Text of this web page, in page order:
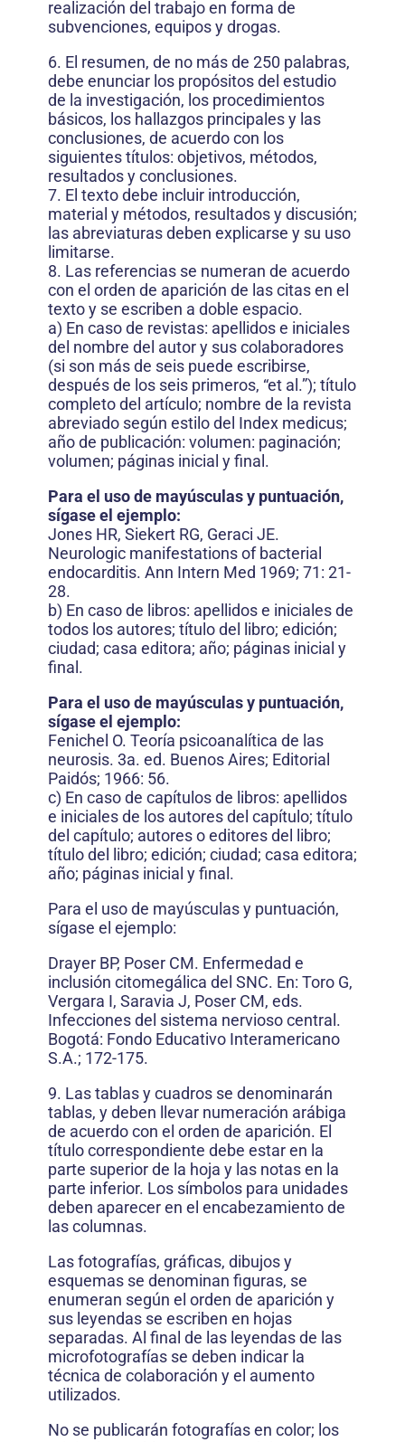
realización del trabajo en forma de
subvenciones, equipos y drogas.
6. El resumen, de no más de 250 palabras,
debe enunciar los propósitos del estudio
de la investigación, los procedimientos
básicos, los hallazgos principales y las
conclusiones, de acuerdo con los
siguientes títulos: objetivos, métodos,
resultados y conclusiones.
7. El texto debe incluir introducción,
material y métodos, resultados y discusión;
las abreviaturas deben explicarse y su uso
limitarse.
8. Las referencias se numeran de acuerdo
con el orden de aparición de las citas en el
texto y se escriben a doble espacio.
a) En caso de revistas: apellidos e iniciales
del nombre del autor y sus colaboradores
(si son más de seis puede escribirse,
después de los seis primeros, “et al.”); título
completo del artículo; nombre de la revista
abreviado según estilo del Index medicus;
año de publicación: volumen: paginación;
volumen; páginas inicial y final.
Para el uso de mayúsculas y puntuación,
sígase el ejemplo:
Jones HR, Siekert RG, Geraci JE.
Neurologic manifestations of bacterial
endocarditis. Ann Intern Med 1969; 71: 21-
28.
b) En caso de libros: apellidos e iniciales de
todos los autores; título del libro; edición;
ciudad; casa editora; año; páginas inicial y
final.
Para el uso de mayúsculas y puntuación,
sígase el ejemplo:
Fenichel O. Teoría psicoanalítica de las
neurosis. 3a. ed. Buenos Aires; Editorial
Paidós; 1966: 56.
c) En caso de capítulos de libros: apellidos
e iniciales de los autores del capítulo; título
del capítulo; autores o editores del libro;
título del libro; edición; ciudad; casa editora;
año; páginas inicial y final.
Para el uso de mayúsculas y puntuación,
sígase el ejemplo:
Drayer BP, Poser CM. Enfermedad e
inclusión citomegálica del SNC. En: Toro G,
Vergara I, Saravia J, Poser CM, eds.
Infecciones del sistema nervioso central.
Bogotá: Fondo Educativo Interamericano
S.A.; 172-175.
9. Las tablas y cuadros se denominarán
tablas, y deben llevar numeración arábiga
de acuerdo con el orden de aparición. El
título correspondiente debe estar en la
parte superior de la hoja y las notas en la
parte inferior. Los símbolos para unidades
deben aparecer en el encabezamiento de
las columnas.
Las fotografías, gráficas, dibujos y
esquemas se denominan figuras, se
enumeran según el orden de aparición y
sus leyendas se escriben en hojas
separadas. Al final de las leyendas de las
microfotografías se deben indicar la
técnica de colaboración y el aumento
utilizados.
No se publicarán fotografías en color; los